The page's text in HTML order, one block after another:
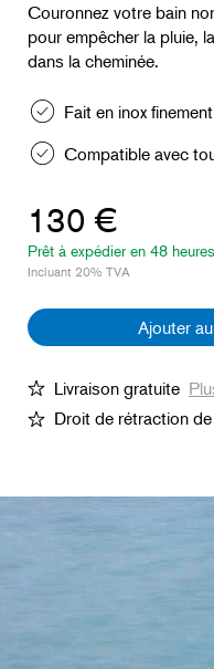
Couronnez votre bain
pour empêcher la pluie,
dans la cheminée.
Fait en inox
Compatible avec
130 €
Prêt à expédier en 48 heures
Incluant 20% TVA
Ajouter
Livraison gratuite
Droit de rétraction